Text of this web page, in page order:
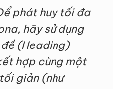
phát huy tối đa
hãy sử dụng
(Heading)
hợp cùng một
giản (như